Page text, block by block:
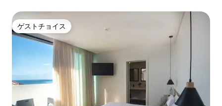
ゲストチョイス
ゲストチョイス